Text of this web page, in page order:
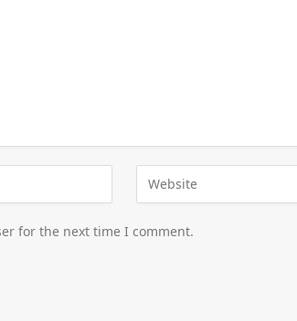
for the next time I comment.